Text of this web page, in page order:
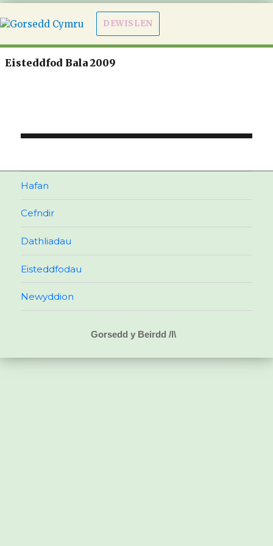
DEWISLEN
Eisteddfod Bala 2009
Llywio
Hafan
Cefndir
Dathliadau
Eisteddfodau
Newyddion
Gorsedd y Beirdd /l\